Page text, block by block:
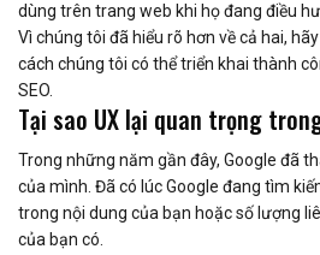
dùng trên trang web khi họ đang điều
Vì chúng tôi đã hiểu rõ hơn về cả hai,
cách chúng tôi có thể triển khai thành
SEO.
Tại sao UX lại quan trọng
Trong những năm gần đây, Google đã
của mình. Đã có lúc Google đang tìm
trong nội dung của bạn hoặc số lượng
của bạn có.